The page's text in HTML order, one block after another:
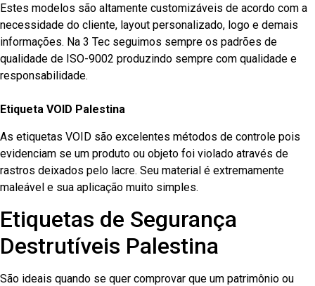
Estes modelos são altamente customizáveis de acordo com a
necessidade do cliente, layout personalizado, logo e demais
informações. Na 3 Tec seguimos sempre os padrões de
qualidade de ISO-9002 produzindo sempre com qualidade e
responsabilidade.
Etiqueta VOID Palestina
As etiquetas VOID são excelentes métodos de controle pois
evidenciam se um produto ou objeto foi violado através de
rastros deixados pelo lacre. Seu material é extremamente
maleável e sua aplicação muito simples.
Etiquetas de Segurança
Destrutíveis Palestina
São ideais quando se quer comprovar que um patrimônio ou